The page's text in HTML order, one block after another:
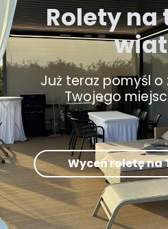
Rolety na
Już teraz pomyśl o
Twojego
Wyceń roletę na